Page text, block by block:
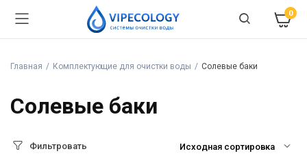
0
Главная Комплектующие для очистки воды Солевые баки
Солевые баки
Фильтровать